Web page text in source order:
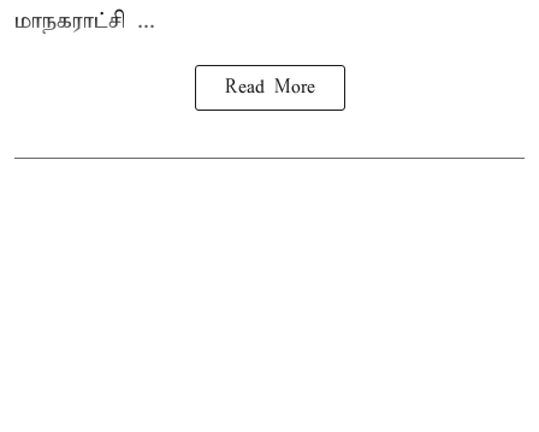
மாநகராட்சி ...
Read More